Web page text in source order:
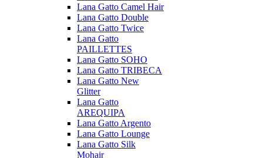
Lana Gatto Camel Hair
Lana Gatto Double
Lana Gatto Twice
Lana Gatto
PAILLETTES
Lana Gatto SOHO
Lana Gatto TRIBECA
Lana Gatto New
Glitter
Lana Gatto
AREQUIPA
Lana Gatto Argento
Lana Gatto Lounge
Lana Gatto Silk
Mohair